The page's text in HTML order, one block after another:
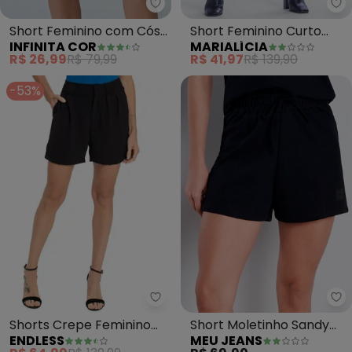
Infinita Cor - Short Feminino
Short Feminino com Cós
e Laço (Preto)
INFINITA COR
R$ 26,99R$ 79,99
Short Feminino Curto
(Preto)
MARIALÍCIA
R$ 41,97R$ 139,90
-53%
Endless - Shorts Crepe
Shorts Crepe Feminino
(Preto)
ENDLESS
Short Moletinho Sandy
(Preto)
MEU JEANS